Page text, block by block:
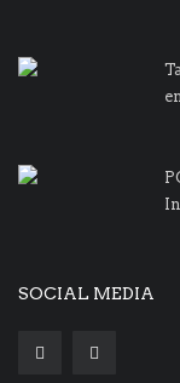
SOCIAL MEDIA